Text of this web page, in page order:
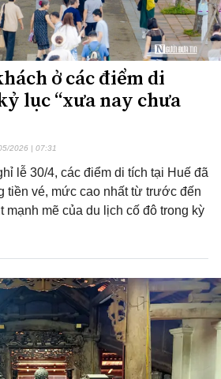
ở các điểm di
lục “xưa nay chưa
2026 | 07:31
lễ 30/4, các điểm di tích tại Huế đã
tiền vé, mức cao nhất từ trước đến
mạnh mẽ của du lịch cố đô trong kỳ